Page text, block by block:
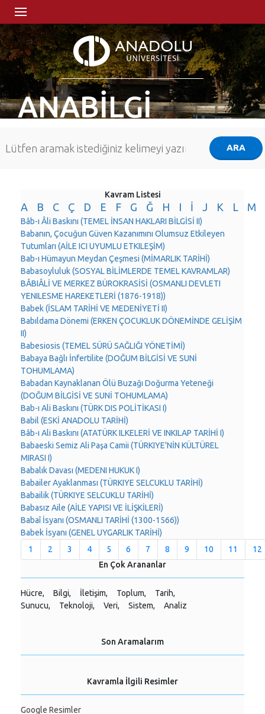
ANABİLGİ
Kavram Listesi
A B C Ç D E F G Ğ H I İ J K L M
Bâb-ı Âli Baskını (TEMEL İNSAN HAKLARI BİLGİSİ II)
Babanın, Çocuğun Güven Kazanımını Olumsuz Etkileyen
Tutumları (AİLE ICI UYUMLU ETKILEŞİM)
Bab-ı Hümayun Meydan Çeşmesi (MİMARLIK TARİHİ)
Babasoyluluk (SOSYAL BİLİMLERDE TEMEL KAVRAMLAR)
BÂBIÂLİ VE MERKEZ BÜROKRASİSİ (OSMANLI DEVLETI
YENILESME HAREKETLERİ (1876-1918))
Babek (İSLAM TARİHİ VE MEDENİYETİ II)
Babıldama Dönemi (ERKEN ÇOCUKLUK DÖNEMİNDE GELİŞİM
II)
Babesiosis (TEMEL SÜRÜ SAĞLIĞI YÖNETİMİ)
Babaya Bağlı İnfertilite (DOĞUM BİLGİSİ VE SUNİ
TOHUMLAMA)
Babadan Kaynaklanan Ölü Buzağı Doğurma Yeteneği
(DOĞUM BİLGİSİ VE SUNİ TOHUMLAMA)
Bab-ı Ali Baskını (TÜRK DIS POLİTİKASI I)
Babil (ESKİ ANADOLU TARİHİ)
Bâb-ı Ali Baskını (ATATÜRK ILKELERİ VE INKILAP TARİHİ I)
Babaeski Semiz Ali Paşa Camii (TÜRKIYE'NİN KÜLTÜREL
MIRASI I)
Babalık Davası (MEDENI HUKUK I)
Babailer Ayaklanması (TÜRKIYE SELCUKLU TARİHİ)
Babailik (TÜRKIYE SELCUKLU TARİHİ)
Babasız Aile (AİLE YAPISI VE İLİŞKİLERİ)
Babaî İsyanı (OSMANLI TARİHİ (1300-1566))
Babek İsyanı (GENEL UYGARLIK TARİHİ)
1
2 3 4 5 6 7 8 9 10 11
12
En Çok Arananlar
Hücre, Bilgi, İletişim, Toplum,
Tarih,
Sunucu,
Teknoloji, Veri, Sistem, Analiz
Son Aramalarım
Kavramla İlgili Resimler
Google Resimler